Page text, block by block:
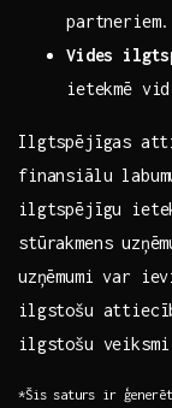
partneriem.
Vides
ietekmē‍
Ilgtspējīgas⁢
‌finansiālu
ilgtspējīgu
stūrakmens
⁤uzņēmumi var
ilgstošu
ilgstošu
*Šis saturs ir